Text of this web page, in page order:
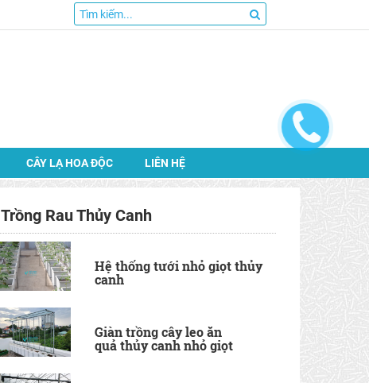
CÂY LẠ HOA ĐỘC LIÊN HỆ
Trồng Rau Thủy Canh
Hệ thống tưới nhỏ giọt thủy
canh
Giàn trồng cây leo ăn
quả thủy canh nhỏ giọt